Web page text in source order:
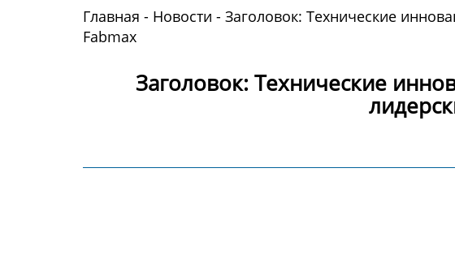
Главная - Новости - Заголовок: Технические
Fabmax
Заголовок: Технические